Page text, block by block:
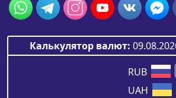
Калькулятор валют:
RUB
UAH